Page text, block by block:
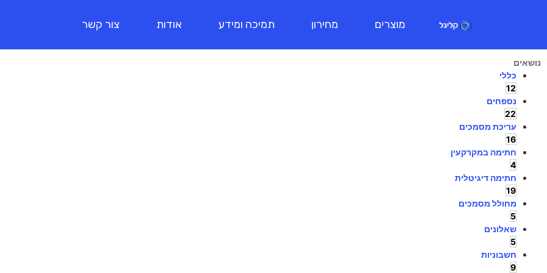
מוצרים מחירון תמיכה ומידע אודות צור קשר
נושאים
כללי
12
נספחים
22
עריכת מסמכים
16
חתימה במקרקעין
4
חתימה דיגיטלית
19
מחולל מסמכים
5
שאלונים
5
חשבוניות
9